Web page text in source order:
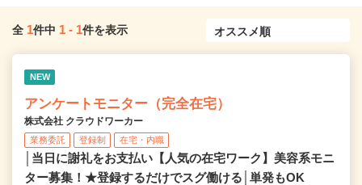
全 1件中 1 - 1件を表示
NEW
アンケートモニター（完全在宅）
株式会社 クラウドワーカー
業務委託 登録制 在宅・内職
│当日に謝礼をお支払い【人気の在宅ワーク】美容系モニ
ター募集！★登録するだけでスグ働ける│単発もOK